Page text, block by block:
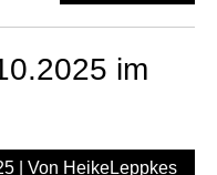
am
im
| Von HeikeLeppkes